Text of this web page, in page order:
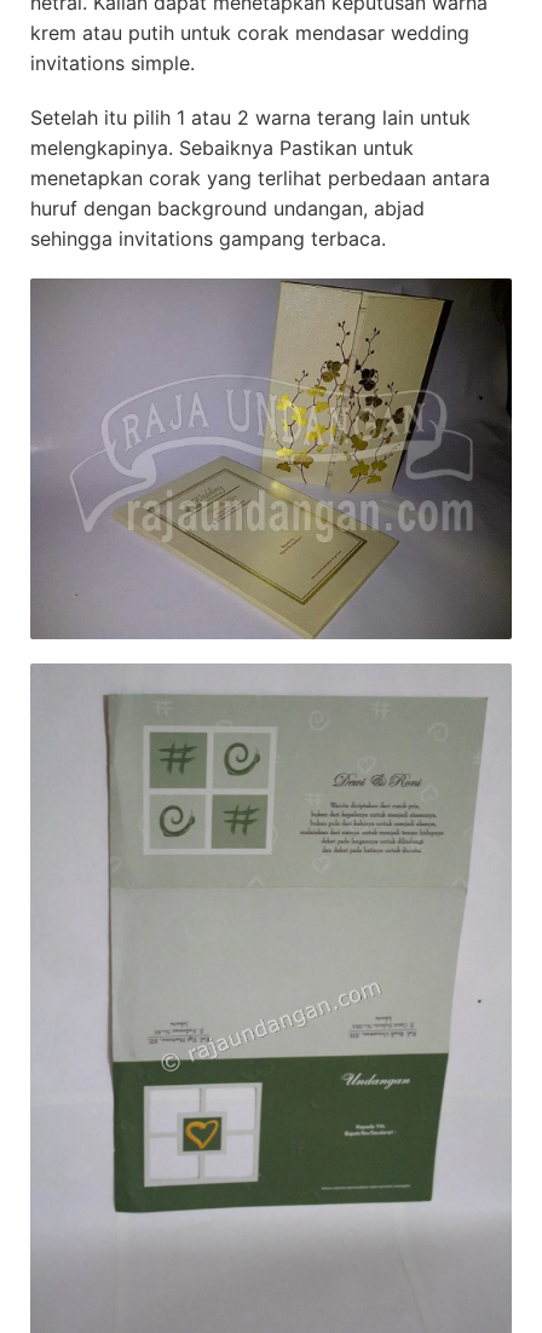
krem atau putih untuk corak mendasar wedding
invitations simple.
Setelah itu pilih 1 atau 2 warna terang lain untuk
melengkapinya. Sebaiknya Pastikan untuk
menetapkan corak yang terlihat perbedaan antara
huruf dengan background undangan, abjad
sehingga invitations gampang terbaca.